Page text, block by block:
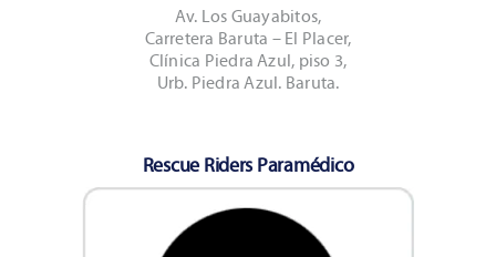
Av. Los Guayabitos,
Carretera Baruta – El Placer,
Clínica Piedra Azul, piso 3,
Urb. Piedra Azul. Baruta.
Rescue Riders Paramédico